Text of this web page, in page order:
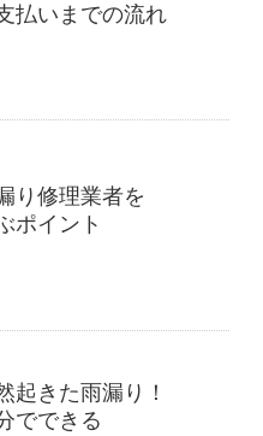
払いまでの流れ
り修理業者を
ポイント
起きた雨漏り！
でできる